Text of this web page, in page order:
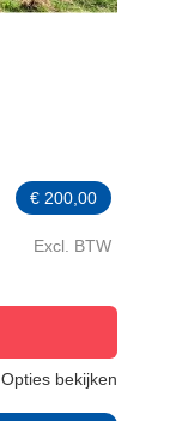
€ 200,00
Excl. BTW
Opties bekijken